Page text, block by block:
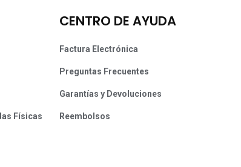
Físicas
CENTRO DE AYUDA
Factura Electrónica
Preguntas Frecuentes
Garantías y Devoluciones
Reembolsos